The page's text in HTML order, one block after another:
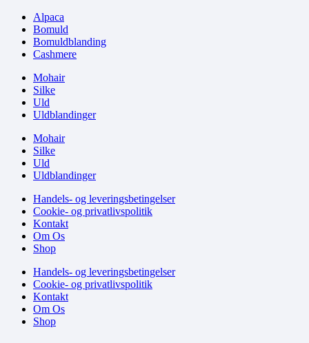
Alpaca
Bomuld
Bomuldblanding
Cashmere
Mohair
Silke
Uld
Uldblandinger
Mohair
Silke
Uld
Uldblandinger
Handels- og leveringsbetingelser
Cookie- og privatlivspolitik
Kontakt
Om Os
Shop
Handels- og leveringsbetingelser
Cookie- og privatlivspolitik
Kontakt
Om Os
Shop